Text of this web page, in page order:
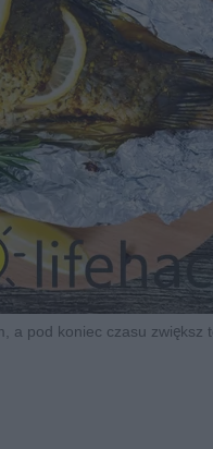
a pod koniec czasu zwiększ